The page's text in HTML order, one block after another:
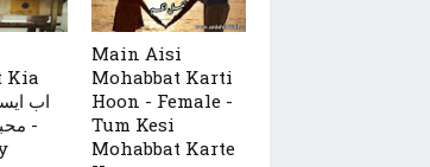
Kia
Main Aisi
Mohabbat Karti
Hoon - Female -
Tum Kesi
Mohabbat Karte